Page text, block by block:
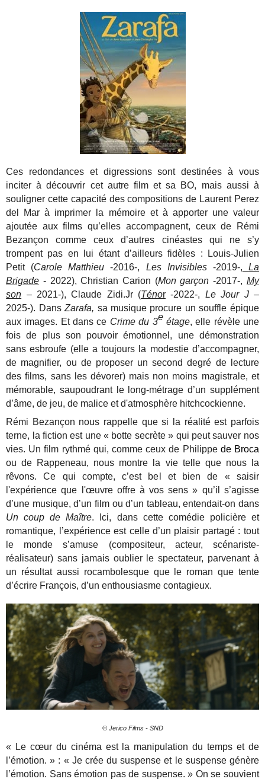
Ces redondances et digressions sont destinées à vous
inciter à découvrir cet autre film et sa BO, mais aussi à
souligner cette capacité des compositions de Laurent Perez
del Mar à imprimer la mémoire et à apporter une valeur
ajoutée aux films qu’elles accompagnent, ceux de Rémi
Bezançon comme ceux d’autres cinéastes qui ne s’y
trompent pas en lui étant d’ailleurs fidèles : Louis-Julien
Petit (Carole Matthieu -2016-, Les Invisibles-2019-,
La
Brigade - 2022), Christian Carion (Mon garçon -2017-, My
son – 2021-), Claude Zidi.Jr (Ténor -2022-, Le Jour J–
2025-). DansZarafa, sa musique procure un souffle épique
aux images. Et dans ce Crime du 3e étage, elle révèle une
fois de plus son pouvoir émotionnel, une démonstration
sans esbroufe (elle a toujours la modestie d’accompagner,
de magnifier, ou de proposer un second degré de lecture
des films, sans les dévorer) mais non moins magistrale, et
mémorable, saupoudrant le long-métrage d’un supplément
d’âme, de jeu, de malice et d'atmosphère hitchcockienne.
Rémi Bezançon nous rappelle que si la réalité est parfois
terne, la fiction est une « botte secrète » qui peut sauver nos
vies. Un film rythmé qui, comme ceux de Philippe de Broca
ou de Rappeneau, nous montre la vie telle que nous la
rêvons. Ce qui compte, c’est bel et bien de « saisir
l'expérience que l'œuvre offre à vos sens » qu’il s’agisse
d’une musique, d’un film ou d’un tableau, entendait-on dans
Un coup de Maître. Ici, dans cette comédie policière et
romantique, l’expérience est celle d’un plaisir partagé : tout
le monde s’amuse (compositeur, acteur, scénariste-
réalisateur) sans jamais oublier le spectateur, parvenant à
un résultat aussi rocambolesque que le roman que tente
d’écrire François, d’un enthousiasme contagieux.
© Jerico Films - SND
« Le cœur du cinéma est la manipulation du temps et de
l’émotion. » : « Je crée du suspense et le suspense génère
l’émotion. Sans émotion pas de suspense. » On se souvient